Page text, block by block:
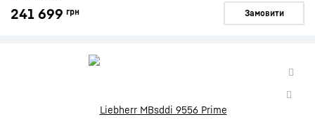
241 699 грн Замовити